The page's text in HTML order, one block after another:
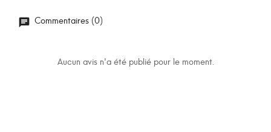
Commentaires (0)
Aucun avis n'a été publié pour le moment.